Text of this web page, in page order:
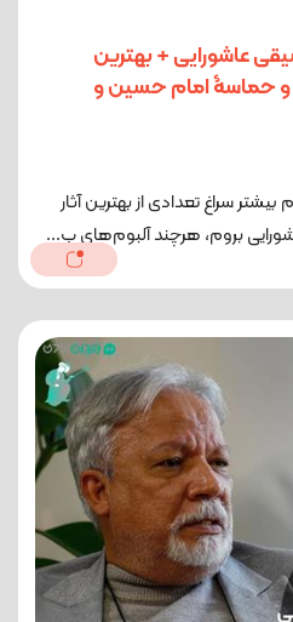
عاشورایی + بهترین
حماسۀ امام حسین و
سراغ تعدادی از بهترین آثار
بروم، هرچند آلبوم‌های ب...